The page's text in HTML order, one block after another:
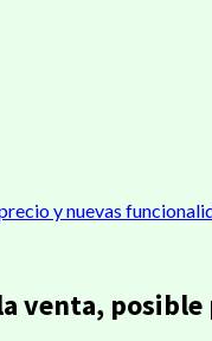
y nuevas
venta,